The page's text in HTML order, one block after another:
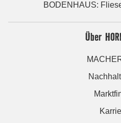
BODENHAUS:
Über